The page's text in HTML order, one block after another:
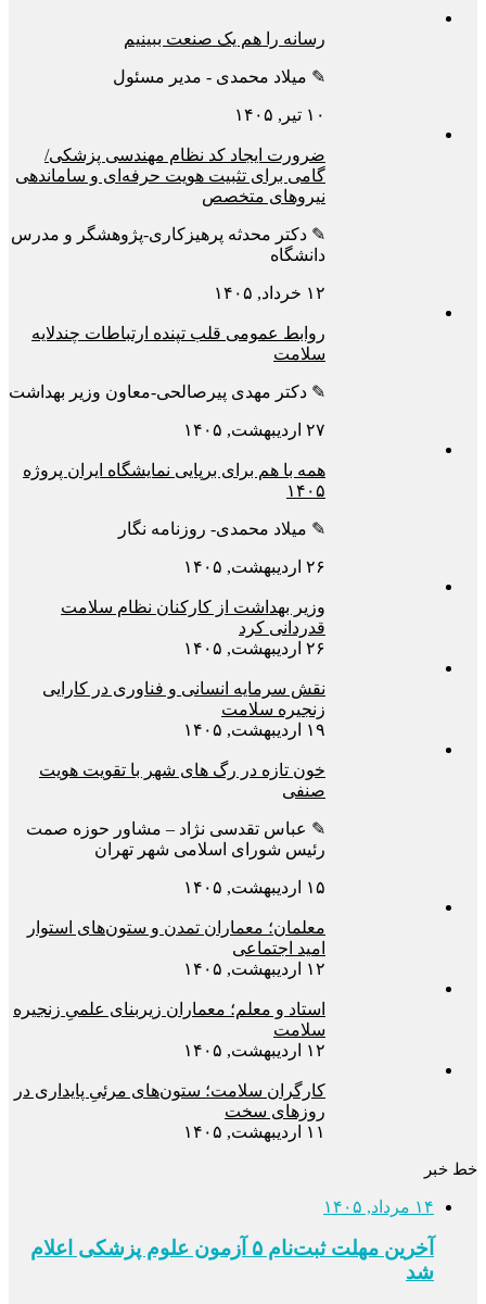
رسانه را هم یک صنعت ببینیم
✎ میلاد محمدی - مدیر مسئول
۱۰ تیر, ۱۴۰۵
ضرورت ایجاد کد نظام مهندسی پزشکی/
گامی برای تثبیت هویت حرفه‌ای و ساماندهی
نیروهای متخصص
✎ دکتر محدثه پرهیزکاری-پژوهشگر و مدرس
دانشگاه
۱۲ خرداد, ۱۴۰۵
روابط عمومی قلب تپنده ارتباطات چندلایه
سلامت
✎ دکتر مهدی پیرصالحی-معاون وزیر بهداشت
۲۷ اردیبهشت, ۱۴۰۵
همه با هم برای برپایی نمایشگاه ایران پروژه
۱۴۰۵
✎ میلاد محمدی- روزنامه نگار
۲۶ اردیبهشت, ۱۴۰۵
وزیر بهداشت از کارکنان نظام سلامت
قدردانی کرد
۲۶ اردیبهشت, ۱۴۰۵
نقش سرمایه انسانی و فناوری در کارایی
زنجیره سلامت
۱۹ اردیبهشت, ۱۴۰۵
خون تازه در رگ های شهر با تقویت هویت
صنفی
✎ عباس تقدسی نژاد – مشاور حوزه صمت
رئیس شورای اسلامی شهر تهران
۱۵ اردیبهشت, ۱۴۰۵
معلمان؛ معماران تمدن و ستون‌های استوار
امید اجتماعی
۱۲ اردیبهشت, ۱۴۰۵
استاد و معلم؛ معماران زیربنای علمیِ زنجیره
سلامت
۱۲ اردیبهشت, ۱۴۰۵
کارگران سلامت؛ ستون‌های مرئیِ پایداری در
روزهای سخت
۱۱ اردیبهشت, ۱۴۰۵
خط خبر
۱۴ مرداد, ۱۴۰۵
آخرین مهلت ثبت‌نام ۵ آزمون علوم پزشکی اعلام
شد